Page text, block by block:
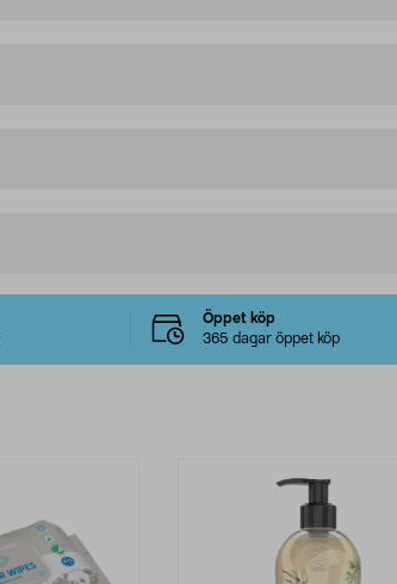
Öppet köp
365 dagar öppet köp